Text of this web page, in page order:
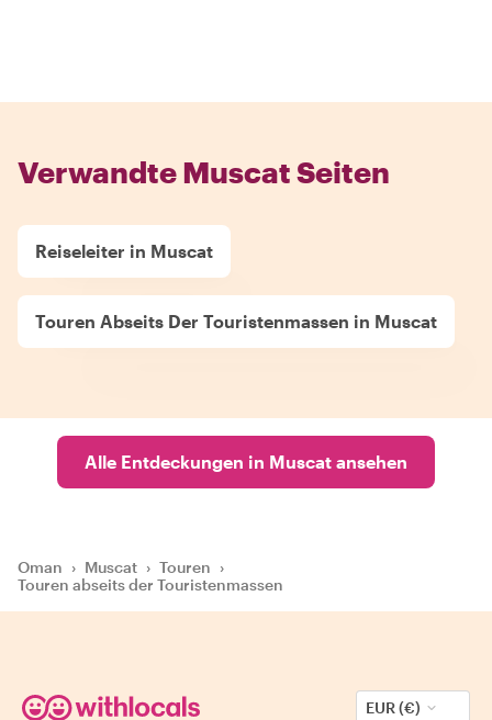
Verwandte Muscat Seiten
Reiseleiter in Muscat
Touren Abseits Der Touristenmassen in Muscat
Alle Entdeckungen in Muscat ansehen
Oman › Muscat › Touren ›
Touren abseits der Touristenmassen
EUR (€)